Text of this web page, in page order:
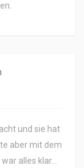
und sie hat
aber mit dem
alles klar…